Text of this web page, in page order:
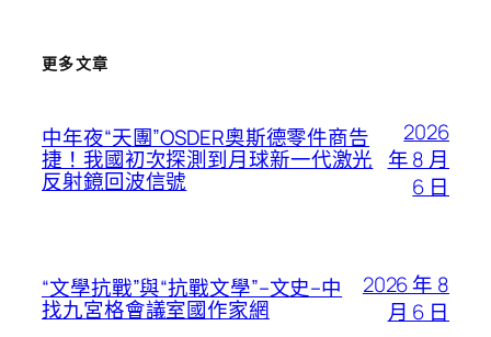
更多文章
中年夜“天團”OSDER奧斯德零件商告
捷！我國初次探測到月球新一代激光
反射鏡回波信號
2026
年 8 月
6 日
“文學抗戰”與“抗戰文學”–文史–中
找九宮格會議室國作家網
2026 年 8
月 6 日